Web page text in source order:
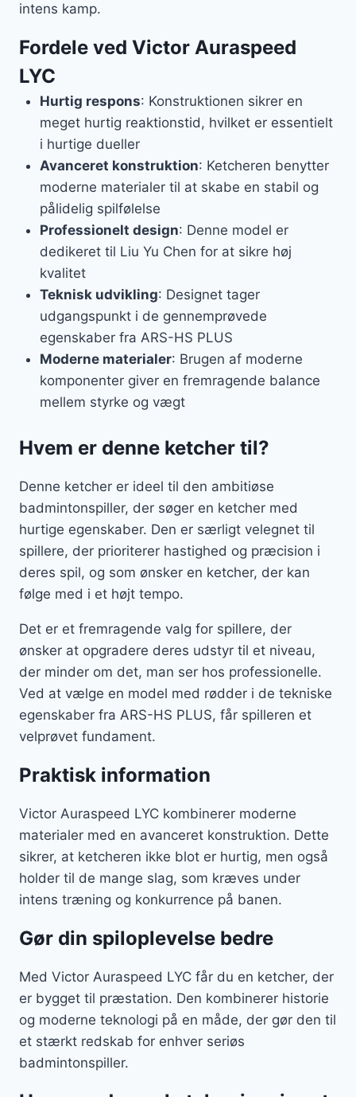
intens kamp.
Fordele ved Victor Auraspeed
LYC
Hurtig respons: Konstruktionen sikrer en
meget hurtig reaktionstid, hvilket er essentielt
i hurtige dueller
Avanceret konstruktion: Ketcheren benytter
moderne materialer til at skabe en stabil og
pålidelig spilfølelse
Professionelt design: Denne model er
dedikeret til Liu Yu Chen for at sikre høj
kvalitet
Teknisk udvikling: Designet tager
udgangspunkt i de gennemprøvede
egenskaber fra ARS-HS PLUS
Moderne materialer: Brugen af moderne
komponenter giver en fremragende balance
mellem styrke og vægt
Hvem er denne ketcher til?
Denne ketcher er ideel til den ambitiøse
badmintonspiller, der søger en ketcher med
hurtige egenskaber. Den er særligt velegnet til
spillere, der prioriterer hastighed og præcision i
deres spil, og som ønsker en ketcher, der kan
følge med i et højt tempo.
Det er et fremragende valg for spillere, der
ønsker at opgradere deres udstyr til et niveau,
der minder om det, man ser hos professionelle.
Ved at vælge en model med rødder i de tekniske
egenskaber fra ARS-HS PLUS, får spilleren et
velprøvet fundament.
Praktisk information
Victor Auraspeed LYC kombinerer moderne
materialer med en avanceret konstruktion. Dette
sikrer, at ketcheren ikke blot er hurtig, men også
holder til de mange slag, som kræves under
intens træning og konkurrence på banen.
Gør din spiloplevelse bedre
Med Victor Auraspeed LYC får du en ketcher, der
er bygget til præstation. Den kombinerer historie
og moderne teknologi på en måde, der gør den til
et stærkt redskab for enhver seriøs
badmintonspiller.